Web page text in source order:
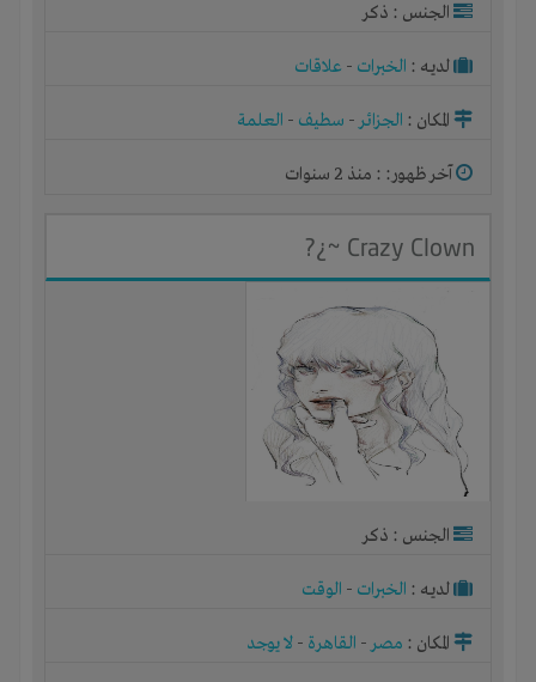
الجنس : ذكر
لديـه : الخبرات - علاقات
المكان : الجزائر- سطيف - العلمة
آخر ظهور: : منذ 2 سنوات
Crazy Clown ~¿?
الجنس : ذكر
لديـه : الخبرات - الوقت
المكان : مصر- القاهرة - لا يوجد